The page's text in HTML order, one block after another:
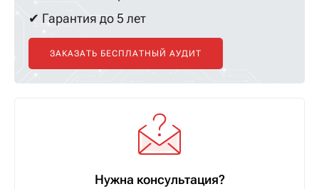
✔ Гарантия до 5 лет
ЗАКАЗАТЬ БЕСПЛАТНЫЙ АУДИТ
Нужна консультация?